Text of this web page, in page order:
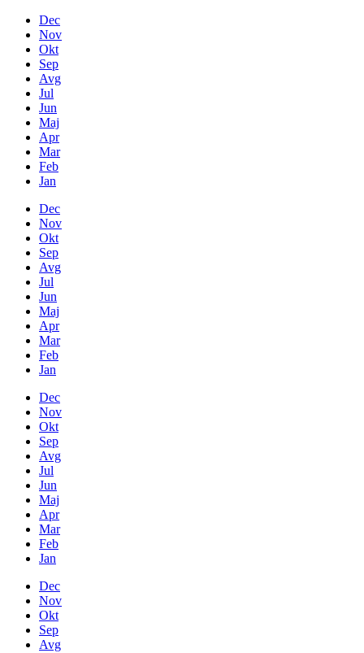
Dec
Nov
Okt
Sep
Avg
Jul
Jun
Maj
Apr
Mar
Feb
Jan
Dec
Nov
Okt
Sep
Avg
Jul
Jun
Maj
Apr
Mar
Feb
Jan
Dec
Nov
Okt
Sep
Avg
Jul
Jun
Maj
Apr
Mar
Feb
Jan
Dec
Nov
Okt
Sep
Avg